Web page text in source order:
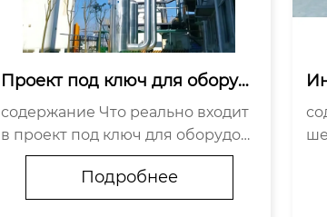
Проект под ключ для оборуд
ования разделения воздуха
содержание Что реально входит
в проект под ключ для оборудов
ания разделения воздуха Почем
у 7 из 10 проектов терпят сбой на
этапе пусконаладки Как выбрать
Подробнее